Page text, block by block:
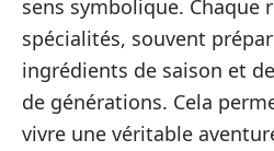
sens symbolique. Chaque
spécialités, souvent
ingrédients de saison et
de générations. Cela
vivre une véritable